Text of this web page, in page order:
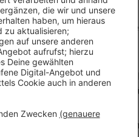
es sinnvoll, möglichst
eure Ziele zu erreichen.
werden." notieren wird lieber
trainieren, jeweils
deutlich leichter